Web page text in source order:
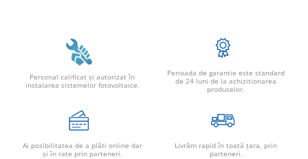
Personal calificat şi autorizat în
instalarea sistemelor fotovoltaice.
Perioada de garantie este standard
de 24 luni de la achizitionarea
produselor.
Ai posibilitatea de a plăti online dar
şi în rate prin parteneri.
Livrăm rapid în toată țara, prin
parteneri.